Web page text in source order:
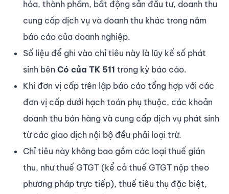
hóa, thành phẩm, bất động sản đầu tư, doanh thu
cung cấp dịch vụ và doanh thu khác trong năm
báo cáo của doanh nghiệp.
Số liệu để ghi vào chỉ tiêu này là lũy kế số phát
sinh bên Có của TK 511 trong kỳ báo cáo.
Khi đơn vị cấp trên lập báo cáo tổng hợp với các
đơn vị cấp dưới hạch toán phụ thuộc, các khoản
doanh thu bán hàng và cung cấp dịch vụ phát sinh
từ các giao dịch nội bộ đều phải loại trừ.
Chỉ tiêu này không bao gồm các loại thuế gián
thu, như thuế GTGT (kể cả thuế GTGT nộp theo
phương pháp trực tiếp), thuế tiêu thụ đặc biệt,